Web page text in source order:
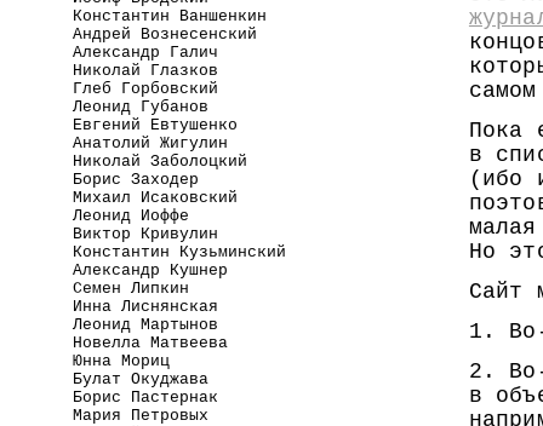
Пока
в
(ибо
Но
Сайт
1.
2. Во-
в
Константин Ваншенкин
Андрей Вознесенский
Александр Галич
Николай Глазков
Глеб Горбовский
Леонид Губанов
Евгений Евтушенко
Анатолий Жигулин
Николай Заболоцкий
Борис Заходер
Михаил Исаковский
Леонид Иоффе
Виктор Кривулин
Константин Кузьминский
Александр Кушнер
Семен Липкин
Инна Лиснянская
Леонид Мартынов
Новелла Матвеева
Юнна Мориц
Булат Окуджава
Борис Пастернак
Мария Петровых